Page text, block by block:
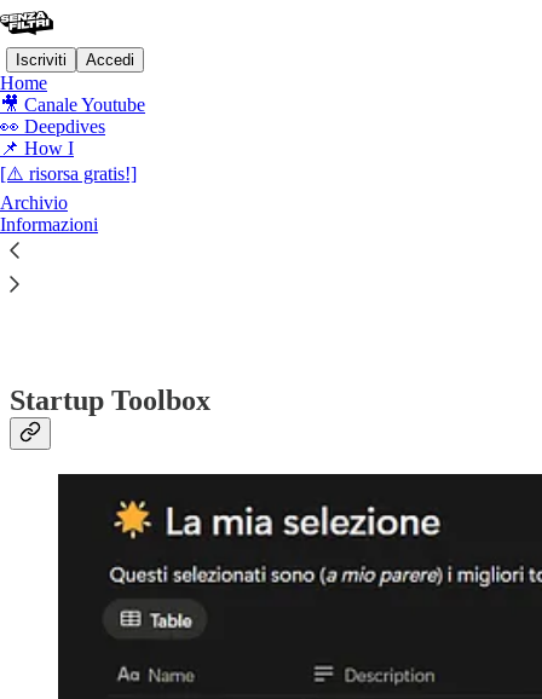
Iscriviti Accedi
Home
🎥 Canale Youtube
👀 Deepdives
📌 How I
[⚠️ risorsa gratis!]
Archivio
Informazioni
[⚠️ risorse gratis!]
Startup Toolbox